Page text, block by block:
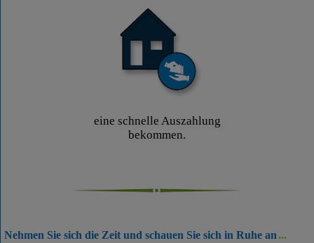
eine schnelle Auszahlung
bekommen.
Nehmen Sie sich die Zeit und schauen Sie sich in Ruhe an